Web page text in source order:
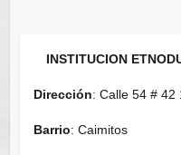
INSTITUCION
Dirección: Calle 54 # 42
Barrio: Caimitos